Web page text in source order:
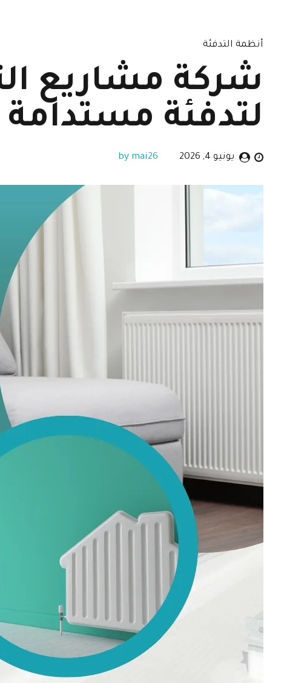
أنظمة التدفئة
لتدفئة
يونيو 4, 2026 by mai26